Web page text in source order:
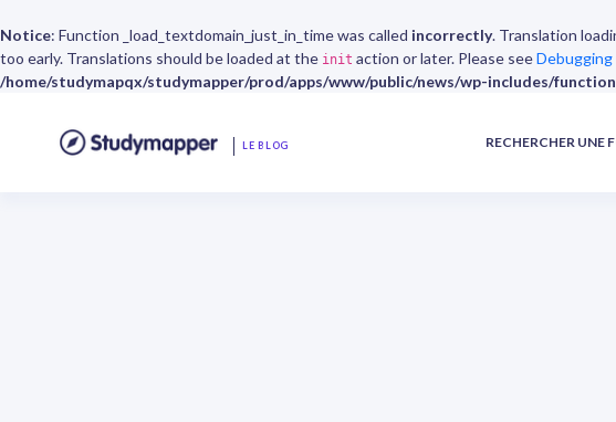
Notice: Function _load_textdomain_just_in_time was called incorrectly. Translation
too early. Translations should be loaded at the init action or later. Please seeDebugging
/home/studymapqx/studymapper/prod/apps/www/public/news/wp-includes/
LE BLOG RECHERCHER UNE